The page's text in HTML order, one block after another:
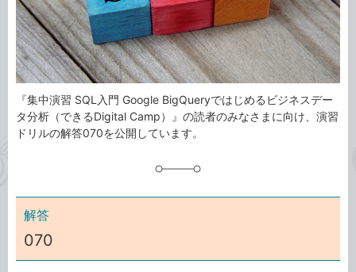
『集中演習 SQL入門 Google BigQueryではじめるビジネスデー
タ分析（できるDigital Camp）』の読者のみなさまに向け、演習
ドリルの解答070を公開しています。
解答
070